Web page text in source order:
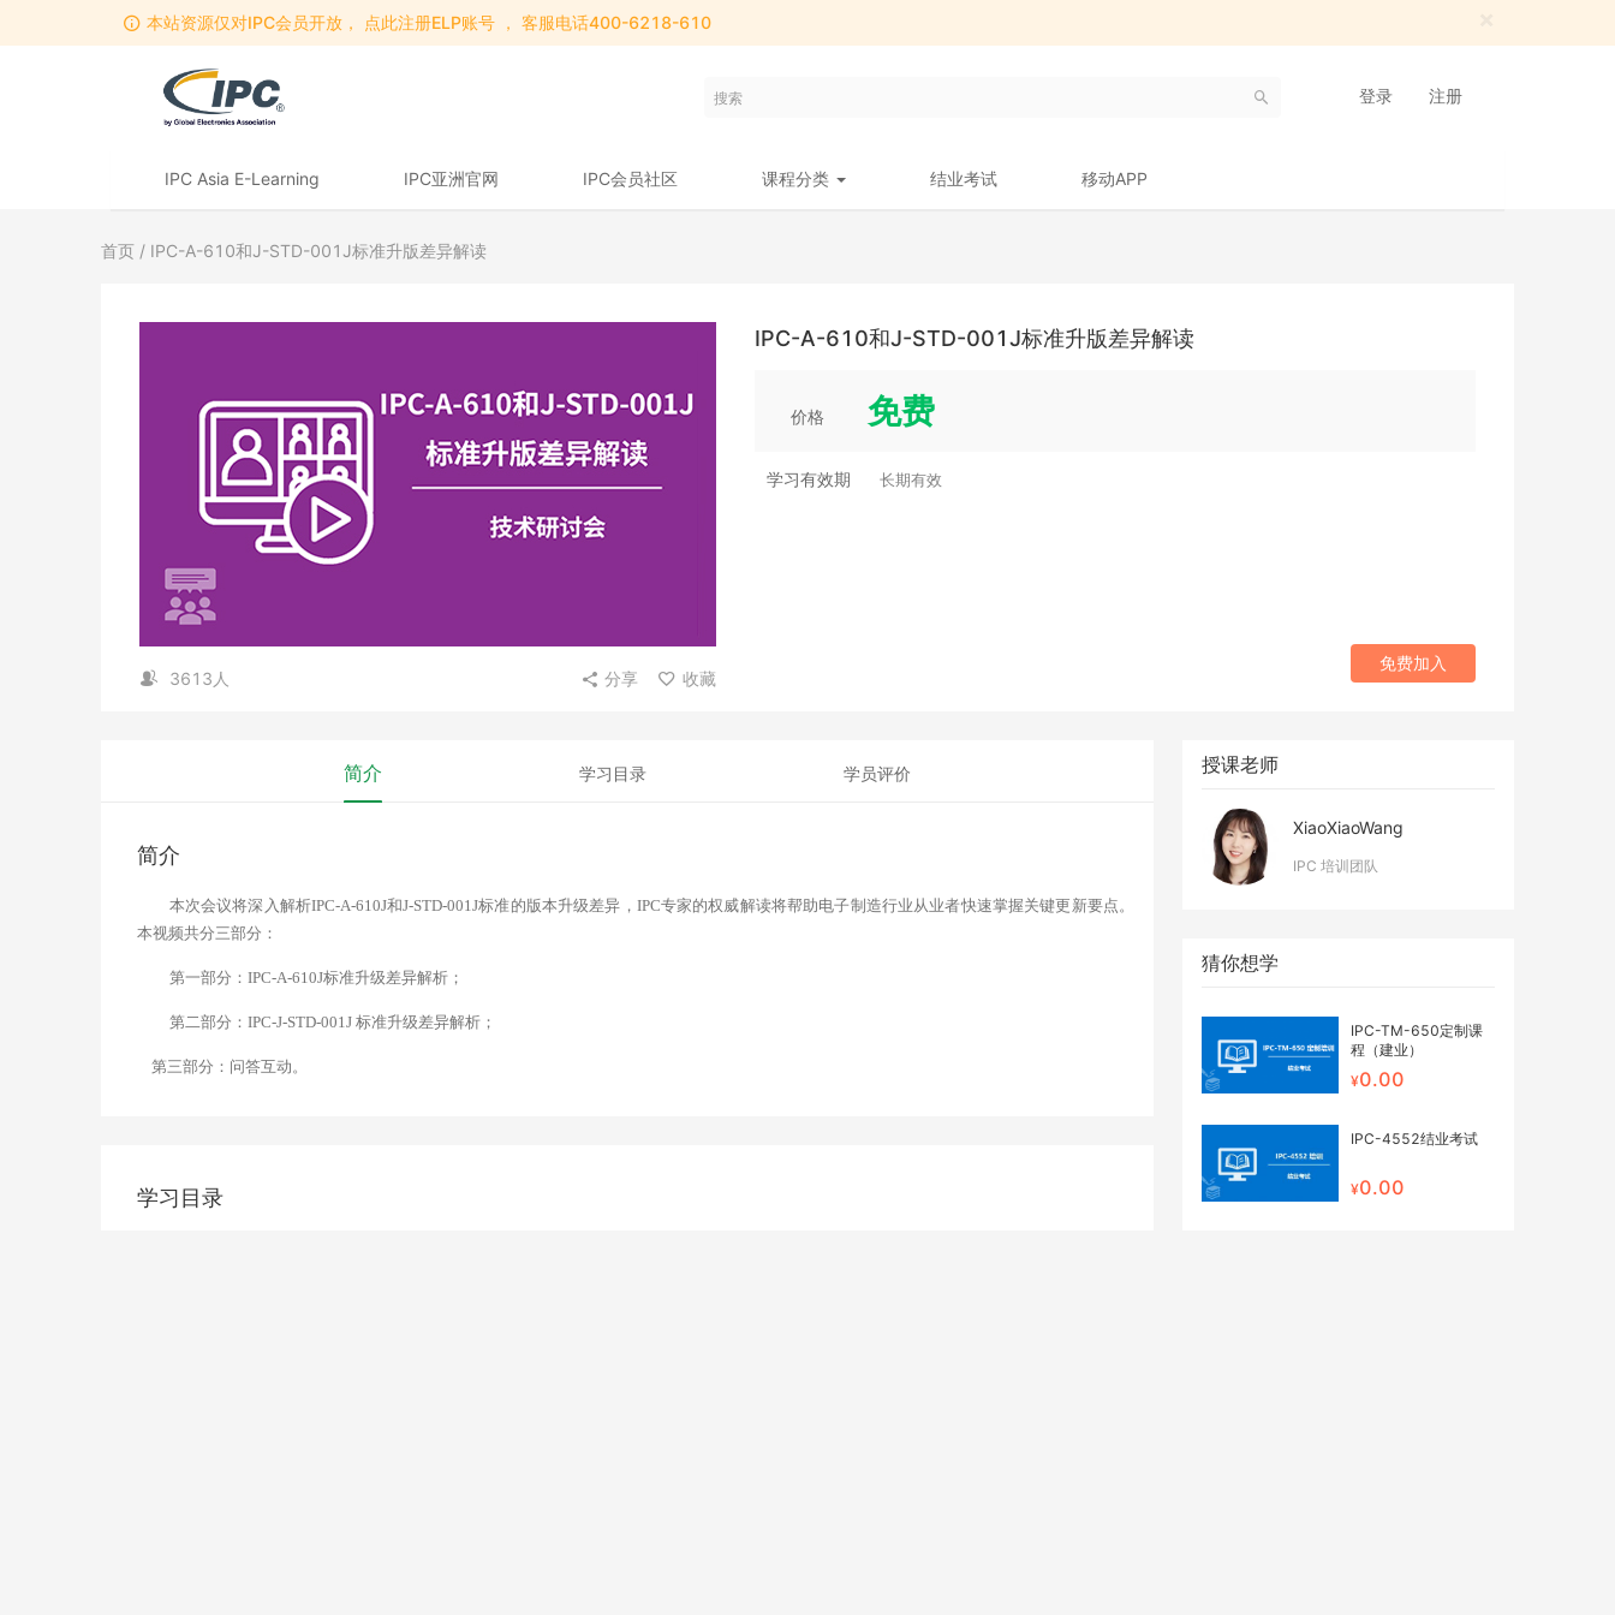
本站资源仅对IPC会员开放， 点此注册ELP账号 ， 客服电话400-6218-610
登录 注册
IPC Asia E-Learning IPC亚洲官网 IPC会员社区 课程分类 结业考试 移动APP
首页 / IPC-A-610和J-STD-001J标准升版差异解读
3613人 分享 收藏
IPC-A-610和J-STD-001J标准升版差异解读
价格 免费
学习有效期 长期有效
免费加入
简介 学习目录 学员评价
简介
本次会议将深入解析IPC-A-610J和J-STD-001J标准的版本升级差异，IPC专家的权威解读将帮助电子制造行业从业者快速掌握关键更新要点。
本视频共分三部分：
第一部分：IPC-A-610J标准升级差异解析；
第二部分：IPC-J-STD-001J 标准升级差异解析；
第三部分：问答互动。
学习目录
授课老师
XiaoXiaoWang
IPC 培训团队
猜你想学
IPC-TM-650定制课
程（建业）
0.00
IPC-4552结业考试
0.00